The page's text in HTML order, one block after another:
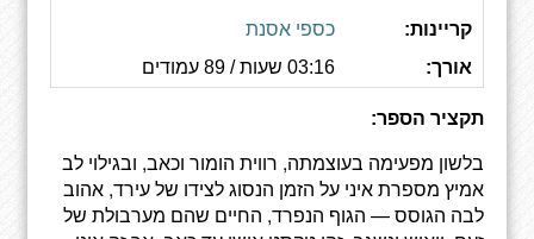
קריינות:
כספי אסנת
אורך:
03:16 שעות / 89 עמודים
תקציר הספר:
בלשון מפעימה בעוצמתה, רווית הומור וכאב, ובגילוי לב
אמיץ מספרת איני על הזמן הנסוג לצידו של עירד, אהוב
לבה הגוסס — הגוף הנפרד, החיים שהם מערבולת של